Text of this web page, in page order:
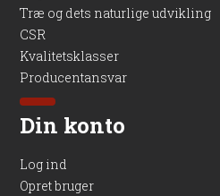
Træ og dets naturlige udvikling
CSR
Kvalitetsklasser
Producentansvar
Din konto
Log ind
Opret bruger